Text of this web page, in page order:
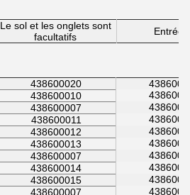
Le sol et les onglets sont
facultatifs
Entrée
438600020
438600010
438600007
438600011
438600012
438600013
438600007
438600014
438600015
438600007